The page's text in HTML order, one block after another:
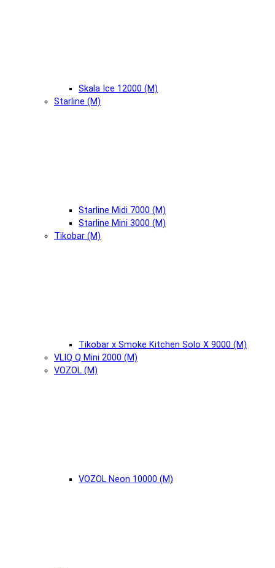
Skala Ice 12000 (М)
Starline (М)
Starline Midi 7000 (М)
Starline Mini 3000 (М)
Tikobar (М)
Tikobar x Smoke Kitchen Solo X 9000 (М)
VLIQ Q Mini 2000 (М)
VOZOL (М)
VOZOL Neon 10000 (М)